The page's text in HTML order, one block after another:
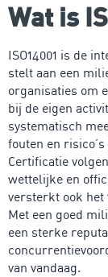
Wat is
ISO14001 is de
stelt aan een
organisaties om
bij de eigen
systematisch
fouten en
Certificatie
wettelijke en
versterkt ook het
Met een goed
een sterke
van vandaag.